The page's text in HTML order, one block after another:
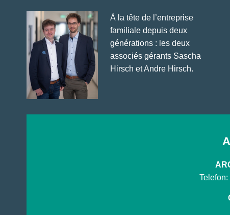
À la tête de l’entreprise
familiale depuis deux
générations : les deux
associés gérants Sascha
Hirsch et Andre Hirsch.
Telefon: